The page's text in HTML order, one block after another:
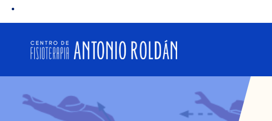
contenido